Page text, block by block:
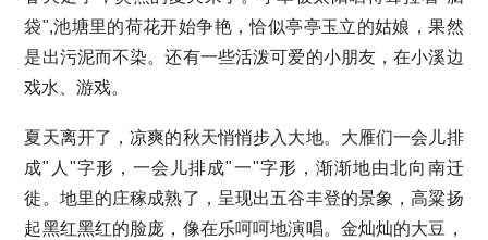
袋",池塘里的荷花开始争艳，恰似亭亭玉立的姑娘，果然
是出污泥而不染。还有一些活泼可爱的小朋友，在小溪边
戏水、游戏。
夏天离开了，凉爽的秋天悄悄步入大地。大雁们一会儿排
成"人"字形，一会儿排成"一"字形，渐渐地由北向南迁
徙。地里的庄稼成熟了，呈现出五谷丰登的景象，高粱扬
起黑红黑红的脸庞，像在乐呵呵地演唱。金灿灿的大豆，